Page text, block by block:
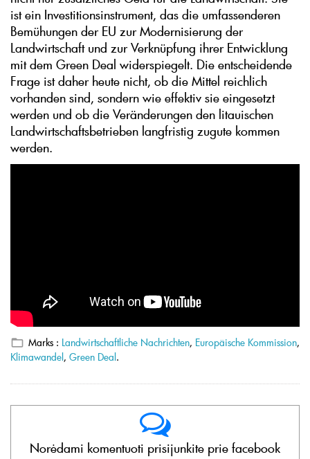
ist ein Investitionsinstrument, das die umfassenderen
Bemühungen der EU zur Modernisierung der
Landwirtschaft und zur Verknüpfung ihrer Entwicklung
mit dem Green Deal widerspiegelt. Die entscheidende
Frage ist daher heute nicht, ob die Mittel reichlich
vorhanden sind, sondern wie effektiv sie eingesetzt
werden und ob die Veränderungen den litauischen
Landwirtschaftsbetrieben langfristig zugute kommen
werden.
Marks : Landwirtschaftliche Nachrichten, Europäische Kommission,
Klimawandel , Green Deal .
Norėdami komentuoti prisijunkite prie facebook